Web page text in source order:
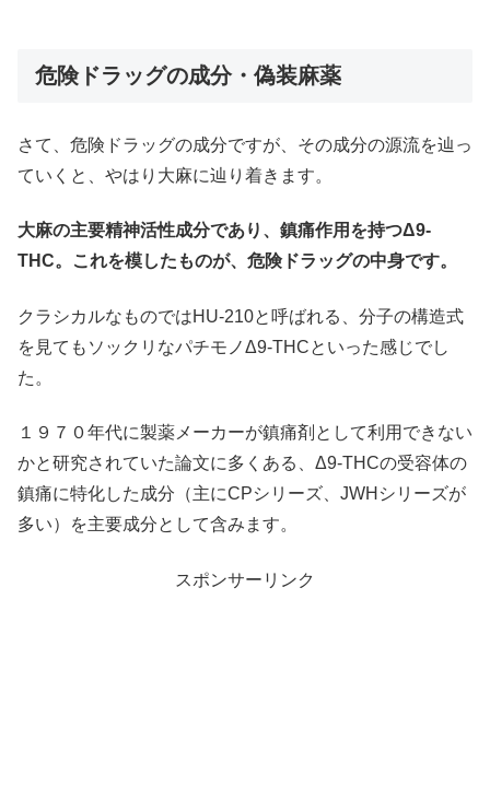
危険ドラッグの成分・偽装麻薬
さて、危険ドラッグの成分ですが、その成分の源流を辿っ
ていくと、やはり大麻に辿り着きます。
大麻の主要精神活性成分であり、鎮痛作用を持つΔ9-
THC。これを模したものが、危険ドラッグの中身です。
クラシカルなものではHU-210と呼ばれる、分子の構造式
を見てもソックリなパチモノΔ9-THCといった感じでし
た。
１９７０年代に製薬メーカーが鎮痛剤として利用できない
かと研究されていた論文に多くある、Δ9-THCの受容体の
鎮痛に特化した成分（主にCPシリーズ、JWHシリーズが
多い）を主要成分として含みます。
スポンサーリンク